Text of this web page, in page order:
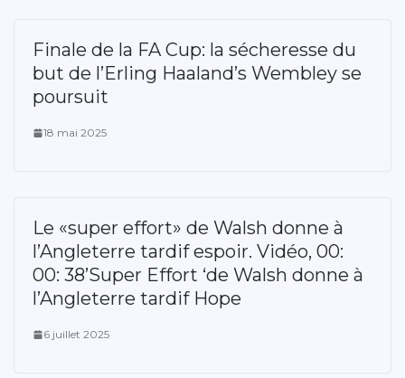
Finale de la FA Cup: la sécheresse du
but de l’Erling Haaland’s Wembley se
poursuit
18 mai 2025
Le «super effort» de Walsh donne à
l’Angleterre tardif espoir. Vidéo, 00:
00: 38’Super Effort ‘de Walsh donne à
l’Angleterre tardif Hope
6 juillet 2025